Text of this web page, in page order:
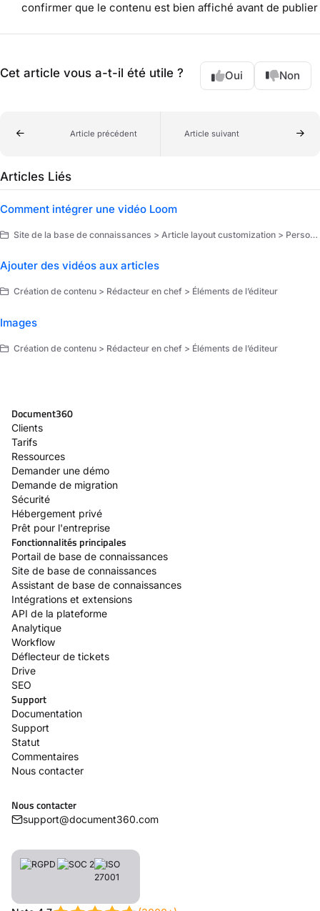
confirmer que le contenu est bien affiché avant de publier
Cet article vous a-t-il été utile ? Oui Non
Article précédent Article suivant
Articles Liés
Comment intégrer une vidéo Loom
Site de la base de connaissances > Article layout customization > Personnalisation
Ajouter des vidéos aux articles
Création de contenu > Rédacteur en chef > Éléments de l’éditeur
Images
Création de contenu > Rédacteur en chef > Éléments de l’éditeur
Document360
Clients
Tarifs
Ressources
Demander une démo
Demande de migration
Sécurité
Hébergement privé
Prêt pour l'entreprise
Fonctionnalités principales
Portail de base de connaissances
Site de base de connaissances
Assistant de base de connaissances
Intégrations et extensions
API de la plateforme
Analytique
Workflow
Déflecteur de tickets
Drive
SEO
Support
Documentation
Support
Statut
Commentaires
Nous contacter
Nous contacter
support@document360.com